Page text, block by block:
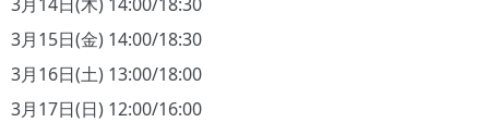
3月15日(金) 14:00/18:30
3月16日(土) 13:00/18:00
3月17日(日) 12:00/16:00